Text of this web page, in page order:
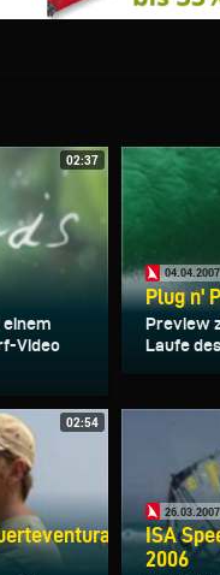
02:37
einem
Video
04.04.2007
Plug n'
Preview
Laufe
02:54
26.03.2007
ISA
2006